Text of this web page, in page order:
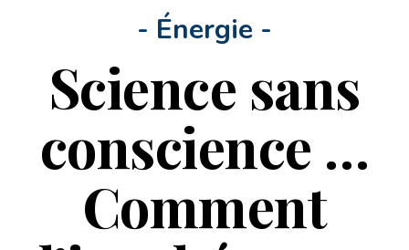
- Énergie -
Science sans
conscience …
Comment